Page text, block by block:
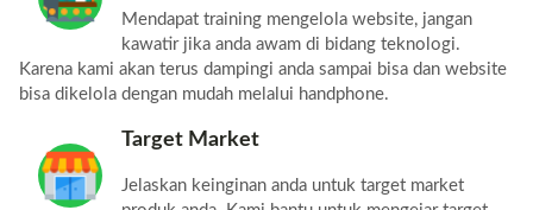
Mendapat training mengelola website, jangan
kawatir jika anda awam di bidang teknologi.
Karena kami akan terus dampingi anda sampai bisa dan website
bisa dikelola dengan mudah melalui handphone.
Target Market
Jelaskan keinginan anda untuk target market